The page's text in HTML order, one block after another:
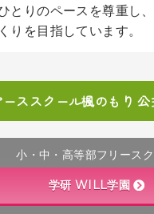
とりのペースを尊重し
りを目指しています。
ーススクール楓のもり
小・中・高等部フリース
学研 WILL学園